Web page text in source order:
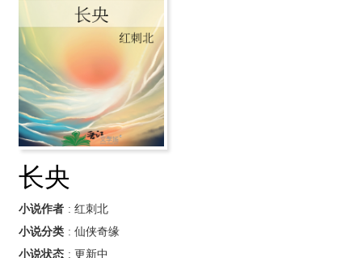
长央
小说作者 : 红刺北
小说分类 : 仙侠奇缘
小说状态 : 更新中